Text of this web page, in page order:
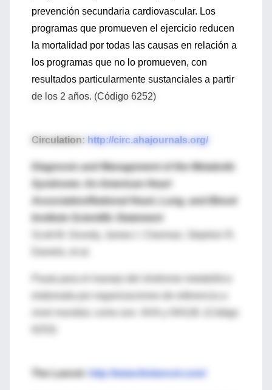
prevención secundaria cardiovascular. Los
programas que promueven el ejercicio reducen
la mortalidad por todas las causas en relación a
los programas que no lo promueven, con
resultados particularmente sustanciales a partir
de los 2 años. (Código 6252)
Circulation: http://circ.ahajournals.org/
Diagnosis and Management of the Metabolic
Syndrome: An American Heart
Association/National Heart, Lung, and Blood
Institute Scientific Statement
elaborada por organizaciones de referencia a
nivel mundial, como son AHA y NHLBI. (Código
The Lancet: http://www.thelancet.com/